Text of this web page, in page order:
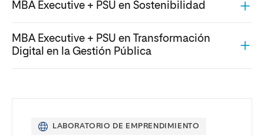
MBA Executive + PSU en Sostenibilidad
MBA Executive + PSU en Transformación
Digital en la Gestión Pública
LABORATORIO DE EMPRENDIMIENTO